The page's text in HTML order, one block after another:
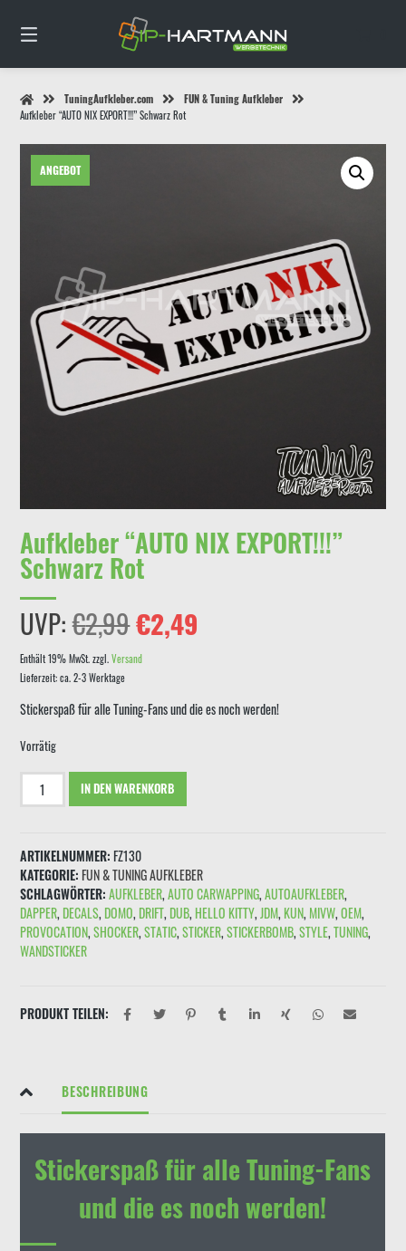
Inhalt
TuningAufkleber.com
FUN & Tuning Aufkleber
Aufkleber “AUTO NIX EXPORT!!!” Schwarz Rot
ANGEBOT
Aufkleber “AUTO NIX EXPORT!!!”
Schwarz Rot
UVP:€2,99Ursprünglicher
Preis
war:
€2,49
ist:
Enthält 19% MwSt. zzgl.Versand
Lieferzeit: ca. 2-3 Werktage
Stickerspaß für alle Tuning-Fans und die es noch werden!
Vorrätig
Aufkleber
"AUTO
Schwarz
Rot
Menge
IN DEN WARENKORB
ARTIKELNUMMER: FZ130
KATEGORIE: FUN & TUNING AUFKLEBER
SCHLAGWÖRTER: AUFKLEBER,AUTO CARWAPPING,AUTOAUFKLEBER,
DAPPER, DECALS, DOMO, DRIFT, DUB, HELLO KITTY,JDM, KUN, MIVW,OEM,
PROVOCATION,SHOCKER,STATIC,STICKER,STICKERBOMB,STYLE,TUNING,
WANDSTICKER
PRODUKT TEILEN:
BESCHREIBUNG
Stickerspaß für alle Tuning-Fans
und die es noch werden!